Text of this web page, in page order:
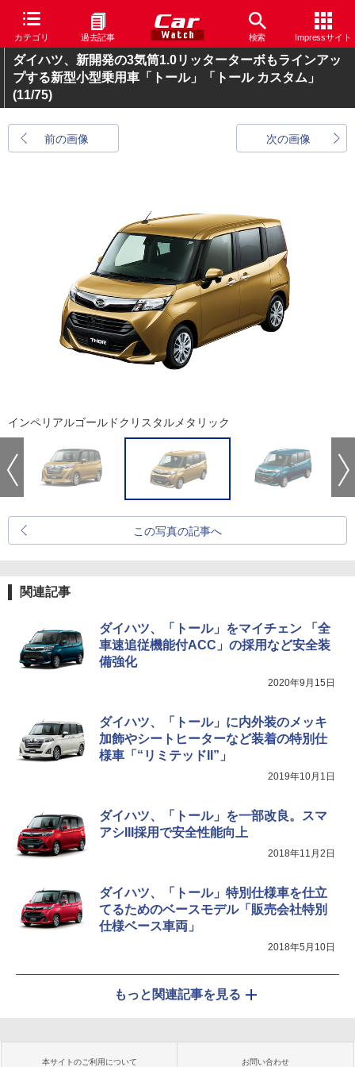
カテゴリ 過去記事 検索 Impressサイト
ダイハツ、新開発の3気筒1.0リッターターボもラインアッ
プする新型小型乗用車「トール」「トール カスタム」
(11/75)
前の画像 次の画像
インペリアルゴールドクリスタルメタリック
この写真の記事へ
関連記事
ダイハツ、「トール」をマイチェン 「全
車速追従機能付ACC」の採用など安全装
備強化
2020年9月15日
ダイハツ、「トール」に内外装のメッキ
加飾やシートヒーターなど装着の特別仕
様車「“リミテッドII”」
2019年10月1日
ダイハツ、「トール」を一部改良。スマ
アシIII採用で安全性能向上
2018年11月2日
ダイハツ、「トール」特別仕様車を仕立
てるためのベースモデル「販売会社特別
仕様ベース車両」
2018年5月10日
もっと関連記事を見る
本サイトのご利用について お問い合わせ